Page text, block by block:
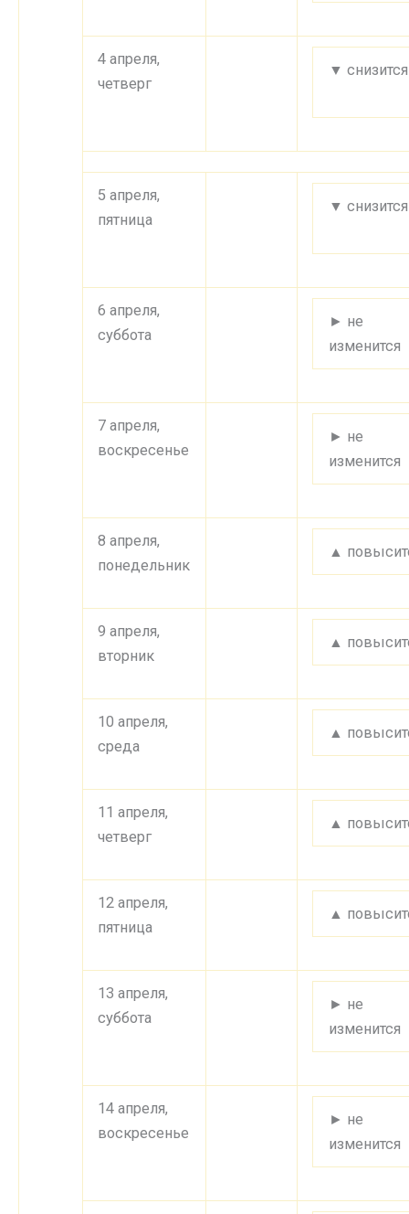
4 апреля,
четверг
▼ снизится
5 апреля,
пятница
▼ снизится
6 апреля,
суббота
► не
изменится
7 апреля,
воскресенье
► не
изменится
8 апреля,
понедельник
▲
9 апреля,
вторник
▲
10 апреля,
среда
▲
11 апреля,
четверг
▲
12 апреля,
пятница
▲
13 апреля,
суббота
► не
изменится
14 апреля,
воскресенье
► не
изменится